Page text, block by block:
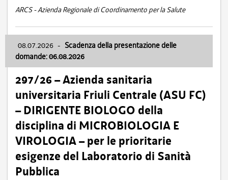
ARCS - Azienda Regionale di Coordinamento per la Salute
08.07.2026 - Scadenza della presentazione delle
domande: 06.08.2026
297/26 – Azienda sanitaria
universitaria Friuli Centrale (ASU FC)
– DIRIGENTE BIOLOGO della
disciplina di MICROBIOLOGIA E
VIROLOGIA – per le prioritarie
esigenze del Laboratorio di Sanità
Pubblica